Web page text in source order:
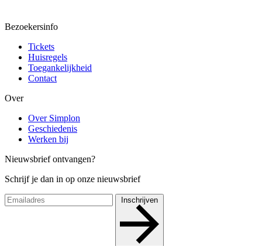
Bezoekersinfo
Tickets
Huisregels
Toegankelijkheid
Contact
Over
Over Simplon
Geschiedenis
Werken bij
Nieuwsbrief ontvangen?
Schrijf je dan in op onze nieuwsbrief
Inschrijven